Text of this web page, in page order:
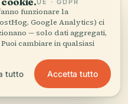
funzionare la
Google Analytics) ci
— solo dati aggregati,
cambiare in qualsiasi
tutto Accetta tutto